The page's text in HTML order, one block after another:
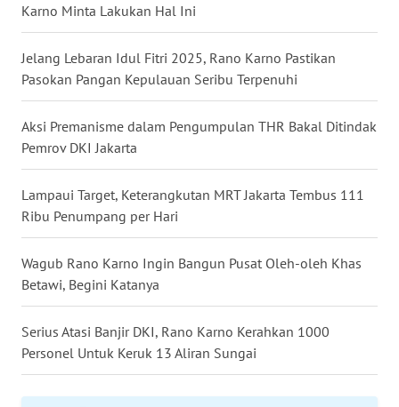
Karno Minta Lakukan Hal Ini
Jelang Lebaran Idul Fitri 2025, Rano Karno Pastikan
Pasokan Pangan Kepulauan Seribu Terpenuhi
Aksi Premanisme dalam Pengumpulan THR Bakal Ditindak
Pemrov DKI Jakarta
Lampaui Target, Keterangkutan MRT Jakarta Tembus 111
Ribu Penumpang per Hari
Wagub Rano Karno Ingin Bangun Pusat Oleh-oleh Khas
Betawi, Begini Katanya
Serius Atasi Banjir DKI, Rano Karno Kerahkan 1000
Personel Untuk Keruk 13 Aliran Sungai
WN
DAIRI
WN
DANAU
TOBA
WN
NIAS